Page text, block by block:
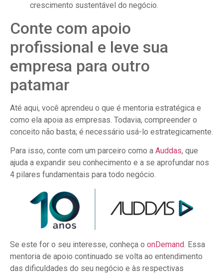
crescimento sustentável do negócio.
Conte com apoio
profissional e leve sua
empresa para outro
patamar
Até aqui, você aprendeu o que é mentoria estratégica e
como ela apoia as empresas. Todavia, compreender o
conceito não basta; é necessário usá-lo estrategicamente.
Para isso, conte com um parceiro como a Auddas, que
ajuda a expandir seu conhecimento e a se aprofundar nos
4 pilares fundamentais para todo negócio.
Se este for o seu interesse, conheça o onDemand. Essa
mentoria de apoio continuado se volta ao entendimento
das dificuldades do seu negócio e às respectivas